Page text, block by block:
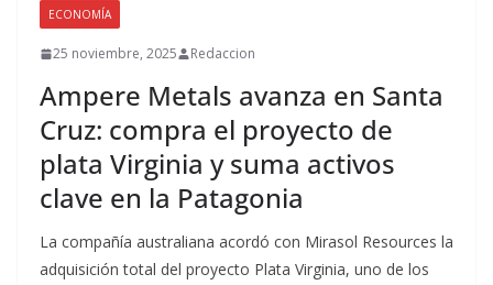
ECONOMÍA
25 noviembre, 2025 Redaccion
Ampere Metals avanza en Santa
Cruz: compra el proyecto de
plata Virginia y suma activos
clave en la Patagonia
La compañía australiana acordó con Mirasol Resources la
adquisición total del proyecto Plata Virginia, uno de los